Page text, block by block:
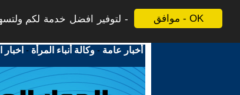
موافق - OK
لتوفير افضل خدمة لكم
أخبار عامة -وكالة أنباء المرأة -